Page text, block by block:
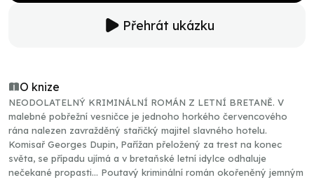
Přehrát ukázku
O knize
NEODOLATELNÝ KRIMINÁLNÍ ROMÁN Z LETNÍ BRETANĚ. V
malebné pobřežní vesničce je jednoho horkého červencového
rána nalezen zavražděný stařičký majitel slavného hotelu.
Komisař Georges Dupin, Pařížan přeložený za trest na konec
světa, se případu ujímá a v bretaňské letní idylce odhaluje
nečekané propasti… Poutavý kriminální román okořeněný jemným